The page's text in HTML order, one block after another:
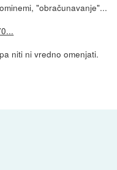
"obračunavanje"...
niti ni vredno omenjati.